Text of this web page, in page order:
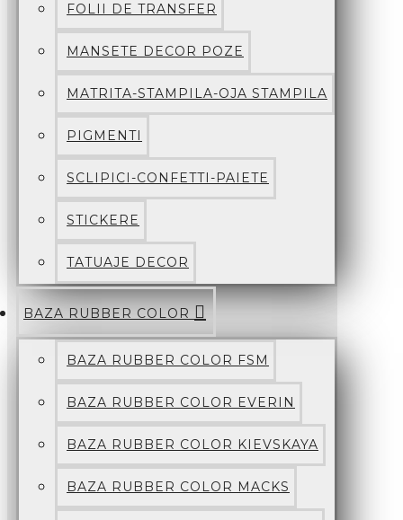
FOLII DE TRANSFER
MANSETE DECOR POZE
MATRITA-STAMPILA-OJA STAMPILA
PIGMENTI
SCLIPICI-CONFETTI-PAIETE
STICKERE
TATUAJE DECOR
BAZA RUBBER COLOR
BAZA RUBBER COLOR FSM
BAZA RUBBER COLOR EVERIN
BAZA RUBBER COLOR KIEVSKAYA
BAZA RUBBER COLOR MACKS